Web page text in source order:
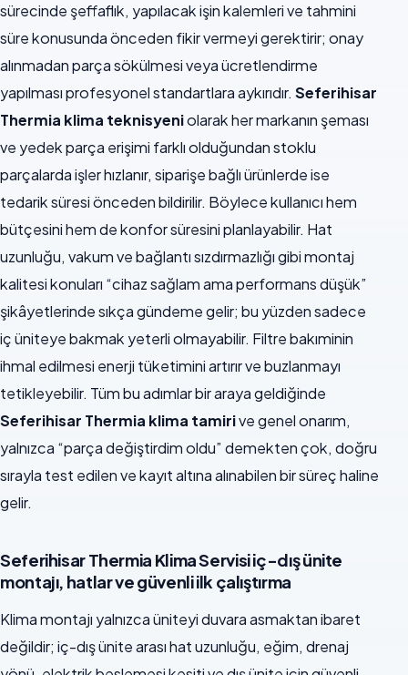
sürecinde şeffaflık, yapılacak işin kalemleri ve tahmini
süre konusunda önceden fikir vermeyi gerektirir; onay
alınmadan parça sökülmesi veya ücretlendirme
yapılması profesyonel standartlara aykırıdır. Seferihisar
Thermia klima teknisyeniolarak her markanın şeması
ve yedek parça erişimi farklı olduğundan stoklu
parçalarda işler hızlanır, siparişe bağlı ürünlerde ise
tedarik süresi önceden bildirilir. Böylece kullanıcı hem
bütçesini hem de konfor süresini planlayabilir. Hat
uzunluğu, vakum ve bağlantı sızdırmazlığı gibi montaj
kalitesi konuları “cihaz sağlam ama performans düşük”
şikâyetlerinde sıkça gündeme gelir; bu yüzden sadece
iç üniteye bakmak yeterli olmayabilir. Filtre bakıminin
ihmal edilmesi enerji tüketimini artırır ve buzlanmayı
tetikleyebilir. Tüm bu adımlar bir araya geldiğinde
Seferihisar Thermia klima tamirive genel onarım,
yalnızca “parça değiştirdim oldu” demekten çok, doğru
sırayla test edilen ve kayıt altına alınabilen bir süreç haline
gelir.
Seferihisar Thermia Klima Servisi iç-dış ünite
montajı, hatlar ve güvenli ilk çalıştırma
Klima montajı yalnızca üniteyi duvara asmaktan ibaret
değildir; iç-dış ünite arası hat uzunluğu, eğim, drenaj